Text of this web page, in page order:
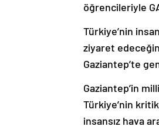
öğrencileriyle
Türkiye’nin
ziyaret
Gaziantep’te
Gaziantep’in
Türkiye’nin
insansız hava